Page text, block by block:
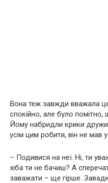
Вона теж завжди вважала
спокійно, але було
Йому набридли крики
усім цим робити, він не мав
– Подивися на неї. Ні, ти
хіба ти не бачиш? А
заважати – ще гірше.